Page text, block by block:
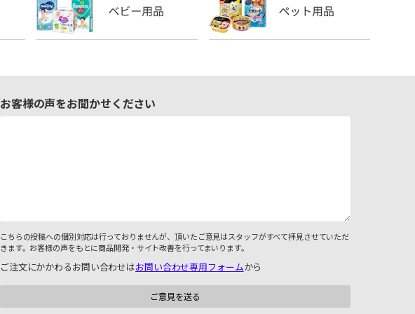
お客様の声をお聞かせください
こちらの投稿への個別対応は行っておりませんが、頂いたご意見はスタッフがすべて拝見させていただ
きます。お客様の声をもとに商品開発・サイト改善を行ってまいります。
ご注文にかかわるお問い合わせはお問い合わせ専用フォームから